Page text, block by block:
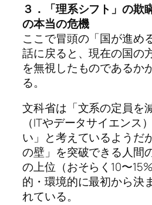
３．「理系シフト」の欺
の本当の危機
ここで冒頭の「国が進め
話に戻ると、現在の国の
を無視したものであるか
る。
文科省は「文系の定員を
（ITやデータサイエンス
い」と考えているよう
の壁」を突破できる人間
の上位（おそらく10〜
的・環境的に最初から決
れている。